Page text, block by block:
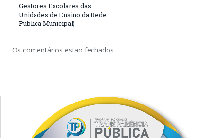
Gestores Escolares das
Unidades de Ensino da Rede
Publica Municipal)
Os comentários estão fechados.